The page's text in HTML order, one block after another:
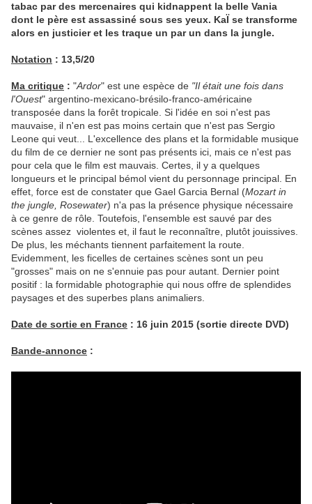
tabac par des mercenaires qui kidnappent la belle Vania
dont le père est assassiné sous ses yeux. KaÏ se transforme
alors en justicier et les traque un par un dans la jungle.
Notation : 13,5/20
Ma critique : "Ardor" est une espèce de "Il était une fois dans
l'Ouest" argentino-mexicano-brésilo-franco-américaine
transposée dans la forêt tropicale. Si l'idée en soi n'est pas
mauvaise, il n'en est pas moins certain que n'est pas Sergio
Leone qui veut... L'excellence des plans et la formidable musique
du film de ce dernier ne sont pas présents ici, mais ce n'est pas
pour cela que le film est mauvais. Certes, il y a quelques
longueurs et le principal bémol vient du personnage principal. En
effet, force est de constater que Gael Garcia Bernal (Mozart in
the jungle, Rosewater) n'a pas la présence physique nécessaire
à ce genre de rôle. Toutefois, l'ensemble est sauvé par des
scènes assez violentes et, il faut le reconnaître, plutôt jouissives.
De plus, les méchants tiennent parfaitement la route.
Evidemment, les ficelles de certaines scènes sont un peu
"grosses" mais on ne s'ennuie pas pour autant. Dernier point
positif : la formidable photographie qui nous offre de splendides
paysages et des superbes plans animaliers.
Date de sortie en France : 16 juin 2015 (sortie directe DVD)
Bande-annonce :